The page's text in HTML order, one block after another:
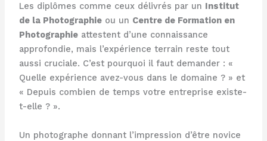
Les diplômes comme ceux délivrés par un Institut
de la Photographieou un Centre de Formation en
Photographieattestent d’une connaissance
approfondie, mais l’expérience terrain reste tout
aussi cruciale. C’est pourquoi il faut demander : «
Quelle expérience avez-vous dans le domaine ? » et
« Depuis combien de temps votre entreprise existe-
t-elle ? ».
Un photographe donnant l’impression d’être novice